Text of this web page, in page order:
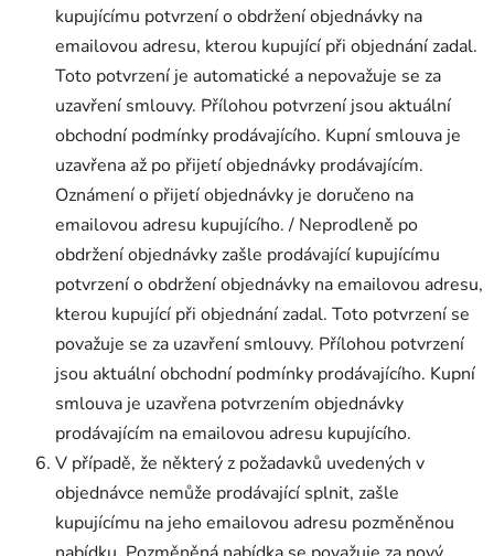
kupujícímu potvrzení o obdržení objednávky na
emailovou adresu, kterou kupující při objednání zadal.
Toto potvrzení je automatické a nepovažuje se za
uzavření smlouvy. Přílohou potvrzení jsou aktuální
obchodní podmínky prodávajícího. Kupní smlouva je
uzavřena až po přijetí objednávky prodávajícím.
Oznámení o přijetí objednávky je doručeno na
emailovou adresu kupujícího. / Neprodleně po
obdržení objednávky zašle prodávající kupujícímu
potvrzení o obdržení objednávky na emailovou adresu,
kterou kupující při objednání zadal. Toto potvrzení se
považuje se za uzavření smlouvy. Přílohou potvrzení
jsou aktuální obchodní podmínky prodávajícího. Kupní
smlouva je uzavřena potvrzením objednávky
prodávajícím na emailovou adresu kupujícího.
V případě, že některý z požadavků uvedených v
objednávce nemůže prodávající splnit, zašle
kupujícímu na jeho emailovou adresu pozměněnou